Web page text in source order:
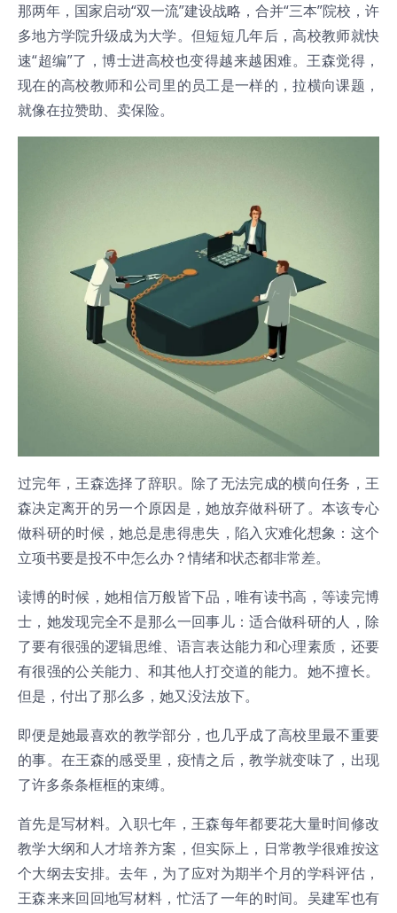
那两年，国家启动“双一流”建设战略，合并“三本”院校，许
多地方学院升级成为大学。但短短几年后，高校教师就快
速“超编”了，博士进高校也变得越来越困难。王森觉得，
现在的高校教师和公司里的员工是一样的，拉横向课题，
就像在拉赞助、卖保险。
过完年，王森选择了辞职。除了无法完成的横向任务，王
森决定离开的另一个原因是，她放弃做科研了。本该专心
做科研的时候，她总是患得患失，陷入灾难化想象：这个
立项书要是投不中怎么办？情绪和状态都非常差。
读博的时候，她相信万般皆下品，唯有读书高，等读完博
士，她发现完全不是那么一回事儿：适合做科研的人，除
了要有很强的逻辑思维、语言表达能力和心理素质，还要
有很强的公关能力、和其他人打交道的能力。她不擅长。
但是，付出了那么多，她又没法放下。
即便是她最喜欢的教学部分，也几乎成了高校里最不重要
的事。在王森的感受里，疫情之后，教学就变味了，出现
了许多条条框框的束缚。
首先是写材料。入职七年，王森每年都要花大量时间修改
教学大纲和人才培养方案，但实际上，日常教学很难按这
个大纲去安排。去年，为了应对为期半个月的学科评估，
王森来来回回地写材料，忙活了一年的时间。吴建军也有